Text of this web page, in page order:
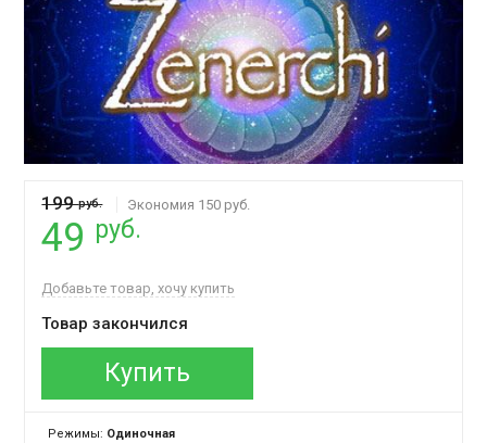
199руб. Экономия 150 руб.
49 руб.
Добавьте товар, хочу купить
Товар закончился
Купить
Режимы: Одиночная